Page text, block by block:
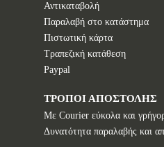
Αντικαταβολή
Παραλαβή στο κατάστημα
Πιστωτική κάρτα
Τραπεζική κατάθεση
Paypal
ΤΡΟΠΟΙ ΑΠΟΣΤΟΛΗΣ
Με Courier εύκολα και
Δυνατότητα παραλαβής και